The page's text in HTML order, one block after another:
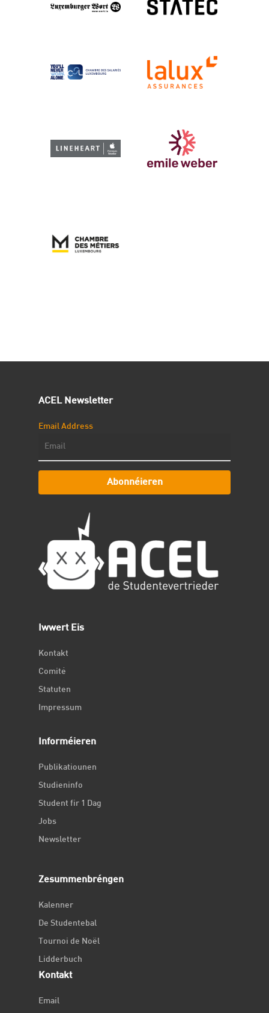
ACEL Newsletter
Email Address
Abonnéieren
Iwwert Eis
Kontakt
Comité
Statuten
Impressum
Informéieren
Publikatiounen
Studieninfo
Student fir 1 Dag
Jobs
Newsletter
Zesummenbréngen
Kalenner
De Studentebal
Tournoi de Noël
Lidderbuch
Kontakt
Email